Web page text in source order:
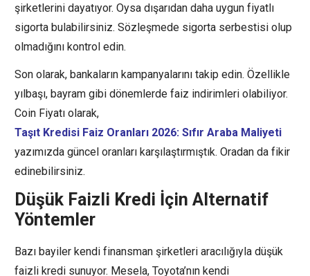
şirketlerini dayatıyor. Oysa dışarıdan daha uygun fiyatlı
sigorta bulabilirsiniz. Sözleşmede sigorta serbestisi olup
olmadığını kontrol edin.
Son olarak, bankaların kampanyalarını takip edin. Özellikle
yılbaşı, bayram gibi dönemlerde faiz indirimleri olabiliyor.
Coin Fiyatı olarak,
Taşıt Kredisi Faiz Oranları 2026: Sıfır Araba Maliyeti
yazımızda güncel oranları karşılaştırmıştık. Oradan da fikir
edinebilirsiniz.
Düşük Faizli Kredi İçin Alternatif
Yöntemler
Bazı bayiler kendi finansman şirketleri aracılığıyla düşük
faizli kredi sunuyor. Mesela, Toyota’nın kendi